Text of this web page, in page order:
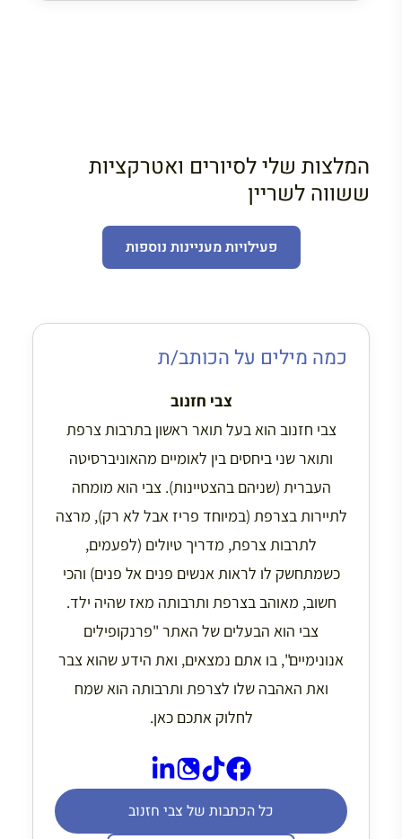
המלצות שלי לסיורים ואטרקציות
ששווה לשריין
פעילויות מעניינות נוספות
כמה מילים על הכותב/ת
צבי חזנוב
צבי חזנוב הוא בעל תואר ראשון בתרבות צרפת
ותואר שני ביחסים בין לאומיים מהאוניברסיטה
העברית (שניהם בהצטיינות). צבי הוא מומחה
לתיירות בצרפת (במיוחד פריז אבל לא רק), מרצה
לתרבות צרפת, מדריך טיולים (לפעמים,
כשמתחשק לו לראות אנשים פנים אל פנים) והכי
חשוב, מאוהב בצרפת ותרבותה מאז שהיה ילד.
צבי הוא הבעלים של האתר "פרנקופילים
אנונימיים", בו אתם נמצאים, ואת הידע שהוא צבר
ואת האהבה שלו לצרפת ותרבותה הוא שמח
לחלוק אתכם כאן.
כל הכתבות של צבי חזנוב